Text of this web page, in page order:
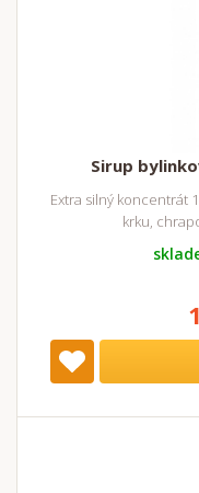
Sirup
Extra silný koncentrát
krku,